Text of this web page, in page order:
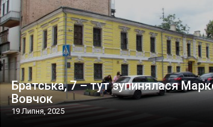
Братська, 7 – тут зупинялася
Вовчок
19 Липня, 2025